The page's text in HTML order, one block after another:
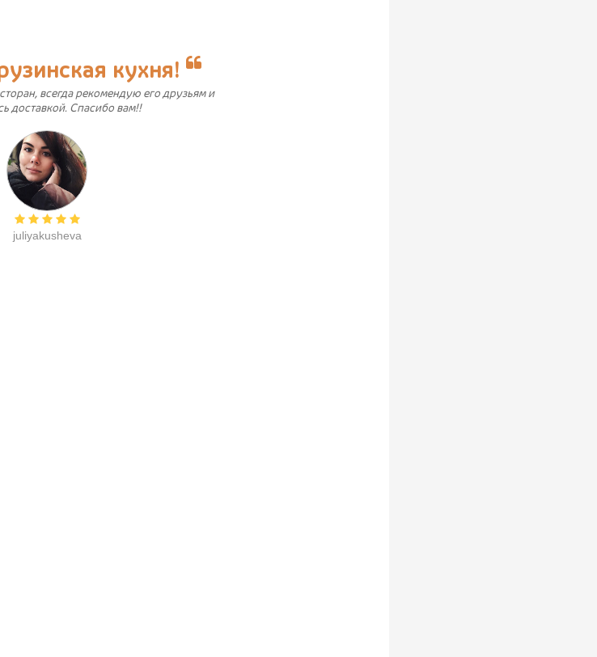
кухня!
всегда рекомендую его друзьям и
доставкой. Спасибо вам!!
juliyakusheva